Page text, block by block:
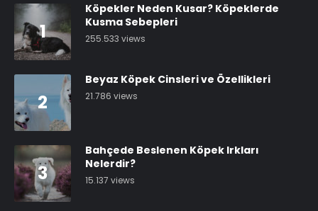
1
Köpekler Neden Kusar? Köpeklerde
Kusma Sebepleri
255.533 views
2
Beyaz Köpek Cinsleri ve Özellikleri
21.786 views
3
Bahçede Beslenen Köpek Irkları
Nelerdir?
15.137 views